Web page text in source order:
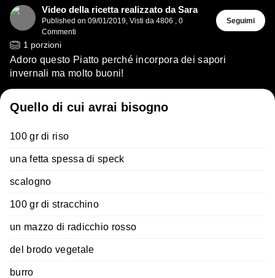
Video della ricetta realizzato da Sara
Published on 09/01/2019, Visti da 4806 , 0
Commenti
Seguimi
1 porzioni
Adoro questo Piatto perché incorpora dei sapori
invernali ma molto buoni!
Quello di cui avrai bisogno
100 gr di riso
una fetta spessa di speck
scalogno
100 gr di stracchino
un mazzo di radicchio rosso
del brodo vegetale
burro